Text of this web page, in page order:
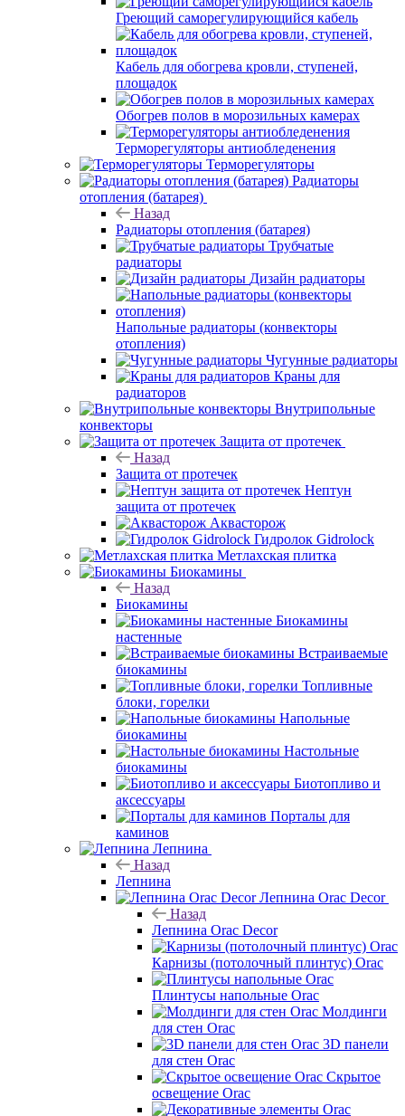
Греющий саморегулирующийся кабель
Кабель для обогрева кровли, ступеней,
площадок
Обогрев полов в морозильных камерах
Терморегуляторы антиобледенения
Терморегуляторы
Радиаторы
отопления (батарея)
Назад
Радиаторы отопления (батарея)
Трубчатые
радиаторы
Дизайн радиаторы
Напольные радиаторы (конвекторы
отопления)
Чугунные радиаторы
Краны для
радиаторов
Внутрипольные
конвекторы
Защита от протечек
Назад
Защита от протечек
Нептун
защита от протечек
Аквасторож
Гидролок Gidrolock
Метлахская плитка
Биокамины
Назад
Биокамины
Биокамины
настенные
Встраиваемые
биокамины
Топливные
блоки, горелки
Напольные
биокамины
Настольные
биокамины
Биотопливо и
аксессуары
Порталы для
каминов
Лепнина
Назад
Лепнина
Лепнина Orac Decor
Назад
Лепнина Orac Decor
Карнизы (потолочный плинтус) Orac
Плинтусы напольные Orac
Молдинги
для стен Orac
3D панели
для стен Orac
Скрытое
освещение Orac